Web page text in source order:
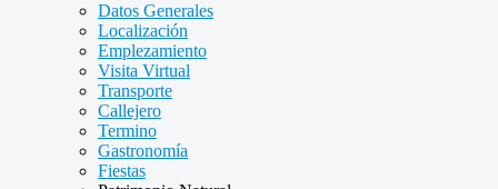
Datos Generales
Localización
Emplezamiento
Visita Virtual
Transporte
Callejero
Termino
Gastronomía
Fiestas